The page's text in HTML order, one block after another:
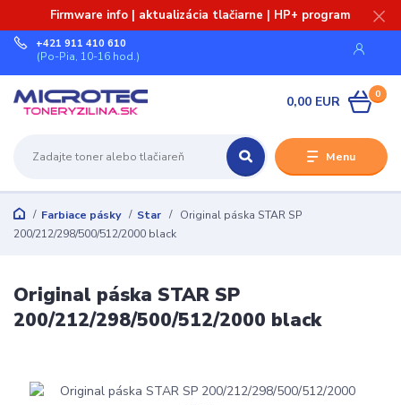
Firmware info | aktualizácia tlačiarne | HP+ program
Menu
+421 911 410 610
(Po-Pia, 10-16 hod.)
0
0,00 EUR
Farbiace pásky Star
Original páska STAR SP
200/212/298/500/512/2000 black
Original páska STAR SP
200/212/298/500/512/2000 black